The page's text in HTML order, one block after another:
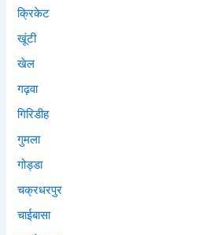
क्रिकेट
खूंटी
खेल
गढ़वा
गिरिडीह
गुमला
गोड्डा
चक्रधरपुर
चाईबासा